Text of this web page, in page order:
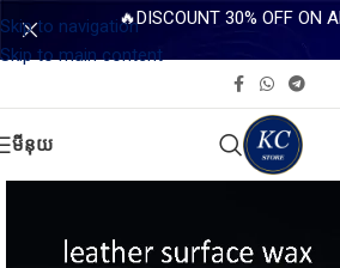
Skip to navigation
Skip to main content
🔥DISCOUNT 30% OFF ON
មីនុយ